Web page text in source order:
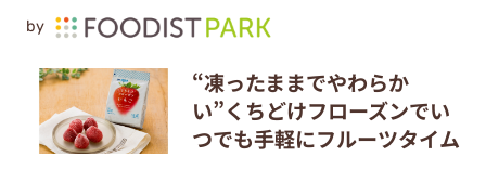
by
“凍ったままでやわらか
い”くちどけフローズンでい
つでも手軽にフルーツタイム